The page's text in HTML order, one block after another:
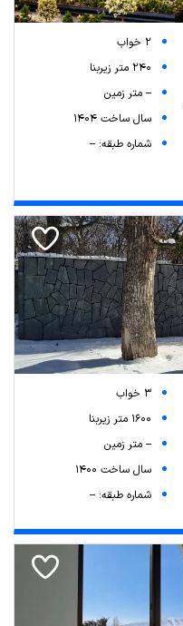
2 خواب
240 متر زیربنا
-- متر زمین
سال ساخت 1404
شماره طبقه: --
3 خواب
1600 متر زیربنا
-- متر زمین
سال ساخت 1400
شماره طبقه: --